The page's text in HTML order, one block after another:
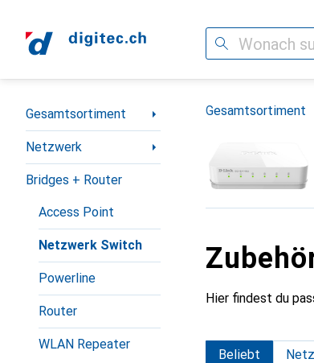
Suche
Navigation nach Kategorien
Gesamtsortiment
Netzwerk
Bridges + Router
Access Point
Netzwerk Switch
Powerline
Router
WLAN Repeater
Gesamtsortiment
Hier findest du
Beliebt